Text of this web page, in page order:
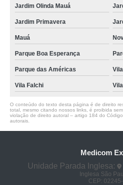
Jardim Olinda Mauá
Jardim Primavera
Mauá
Parque Boa Esperança
Parque das Américas
Vila Falchi
O conteúdo do texto desta página é de direito
total, mesmo citando nossos links, é proibida
violação de direito autoral – artigo 184 do
autorais
Medicom
Unidade Parada Inglesa:
Inglesa São
CEP: